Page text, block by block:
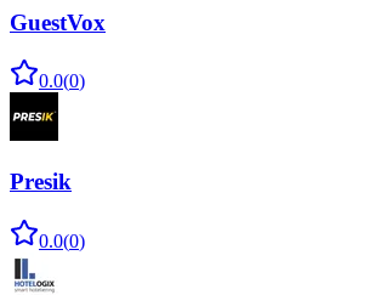
GuestVox
0.0(0)
Presik
0.0(0)